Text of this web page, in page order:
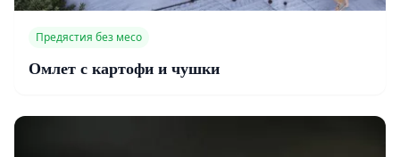
Предястия без месо
Омлет с картофи и чушки